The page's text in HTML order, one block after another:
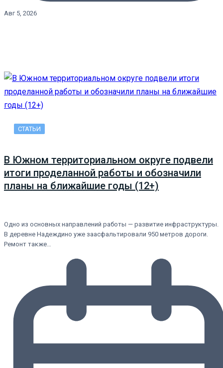
Авг 5, 2026
СТАТЬИ
В Южном территориальном округе подвели
итоги проделанной работы и обозначили
планы на ближайшие годы (12+)
Одно из основных направлений работы — развитие инфраструктуры.
В деревне Надеждино уже заасфальтировали 950 метров дороги.
Ремонт также…